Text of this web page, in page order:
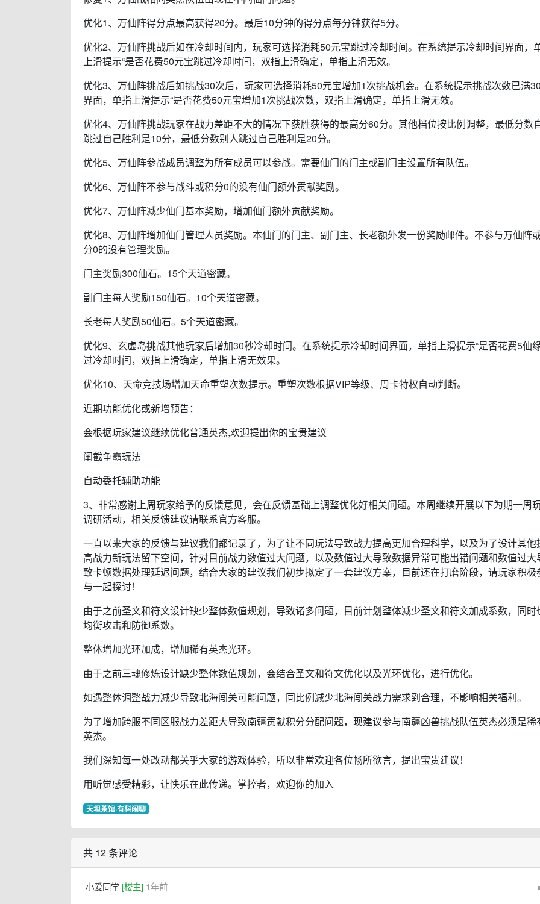
优化1、万仙阵得分点最高获得20分。最后10分钟的得分点每分钟获得5分。
优化2、万仙阵挑战后如在冷却时间内，玩家可选择消耗50元宝跳过冷却时间。在系统提示冷却时间界面，
上滑提示“是否花费50元宝跳过冷却时间，双指上滑确定，单指上滑无效。
优化3、万仙阵挑战后如挑战30次后，玩家可选择消耗50元宝增加1次挑战机会。在系统提示挑战次数已满
界面，单指上滑提示“是否花费50元宝增加1次挑战次数，双指上滑确定，单指上滑无效。
优化4、万仙阵挑战玩家在战力差距不大的情况下获胜获得的最高分60分。其他档位按比例调整，最低分数
跳过自己胜利是10分，最低分数别人跳过自己胜利是20分。
优化5、万仙阵参战成员调整为所有成员可以参战。需要仙门的门主或副门主设置所有队伍。
优化6、万仙阵不参与战斗或积分0的没有仙门额外贡献奖励。
优化7、万仙阵减少仙门基本奖励，增加仙门额外贡献奖励。
优化8、万仙阵增加仙门管理人员奖励。本仙门的门主、副门主、长老额外发一份奖励邮件。不参与万仙阵
分0的没有管理奖励。
门主奖励300仙石。15个天道密藏。
副门主每人奖励150仙石。10个天道密藏。
长老每人奖励50仙石。5个天道密藏。
优化9、玄虚岛挑战其他玩家后增加30秒冷却时间。在系统提示冷却时间界面，单指上滑提示“是否花费5仙
过冷却时间，双指上滑确定，单指上滑无效果。
优化10、天命竞技场增加天命重塑次数提示。重塑次数根据VIP等级、周卡特权自动判断。
近期功能优化或新增预告：
会根据玩家建议继续优化普通英杰,欢迎提出你的宝贵建议
阐截争霸玩法
自动委托辅助功能
3、非常感谢上周玩家给予的反馈意见，会在反馈基础上调整优化好相关问题。本周继续开展以下为期一周
调研活动，相关反馈建议请联系官方客服。
一直以来大家的反馈与建议我们都记录了，为了让不同玩法导致战力提高更加合理科学，以及为了设计其他
高战力新玩法留下空间，针对目前战力数值过大问题，以及数值过大导致数据异常可能出错问题和数值过大
致卡顿数据处理延迟问题，结合大家的建议我们初步拟定了一套建议方案，目前还在打磨阶段，请玩家积极
与一起探讨！
由于之前圣文和符文设计缺少整体数值规划，导致诸多问题，目前计划整体减少圣文和符文加成系数，同时
均衡攻击和防御系数。
整体增加光环加成，增加稀有英杰光环。
由于之前三魂修炼设计缺少整体数值规划，会结合圣文和符文优化以及光环优化，进行优化。
如遇整体调整战力减少导致北海闯关可能问题，同比例减少北海闯关战力需求到合理，不影响相关福利。
为了增加跨服不同区服战力差距大导致南疆贡献积分分配问题，现建议参与南疆凶兽挑战队伍英杰必须是稀
英杰。
我们深知每一处改动都关乎大家的游戏体验，所以非常欢迎各位畅所欲言，提出宝贵建议！
用听觉感受精彩，让快乐在此传递。掌控者，欢迎你的加入
天坦茶馆·有料闲聊
共 12 条评论
小爱同学 [楼主] 1年前